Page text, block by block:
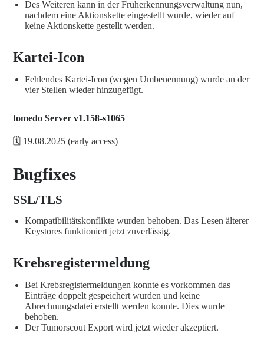
Des Weiteren kann in der Früherkennungsverwaltung nun,
nachdem eine Aktionskette eingestellt wurde, wieder auf
keine Aktionskette gestellt werden.
Kartei-Icon
Fehlendes Kartei-Icon (wegen Umbenennung) wurde an der
vier Stellen wieder hinzugefügt.
tomedo Server v1.158-s1065
🗓️ 19.08.2025 (early access)
Bugfixes
SSL/TLS
Kompatibilitätskonflikte wurden behoben. Das Lesen älterer
Keystores funktioniert jetzt zuverlässig.
Krebsregistermeldung
Bei Krebsregistermeldungen konnte es vorkommen das
Einträge doppelt gespeichert wurden und keine
Abrechnungsdatei erstellt werden konnte. Dies wurde
behoben.
Der Tumorscout Export wird jetzt wieder akzeptiert.